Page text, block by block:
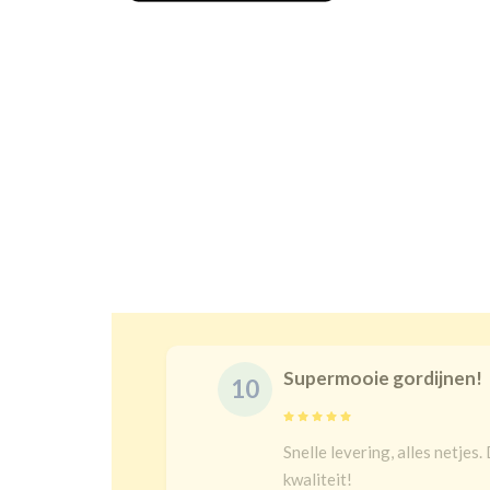
10 Supermooie gordijnen!
Snelle levering, alles netjes.
kwaliteit!